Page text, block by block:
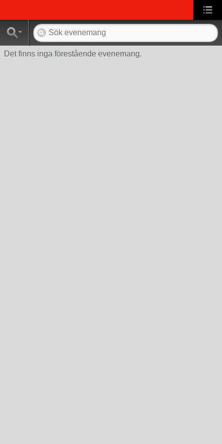
Det finns inga förestående evenemang.